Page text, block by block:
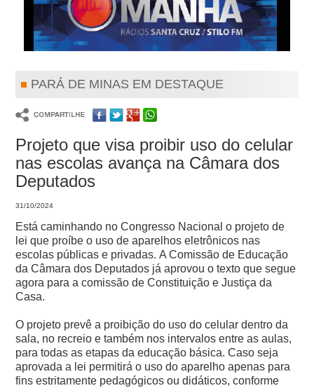
PARÁ DE MINAS EM DESTAQUE
Projeto que visa proibir uso do celular
nas escolas avança na Câmara dos
Deputados
31/10/2024
Está caminhando no Congresso Nacional o projeto de
lei que proíbe o uso de aparelhos eletrônicos nas
escolas públicas e privadas.A Comissão de Educação
da Câmara dos Deputados já aprovou o texto que segue
agora para a comissão de Constituição e Justiça da
Casa.
O projeto prevê a proibição do uso do celular dentro da
sala, no recreio e também nos intervalos entre as aulas,
para todas as etapas da educação básica.Caso seja
aprovada a lei permitirá o uso do aparelho apenas para
fins estritamente pedagógicos ou didáticos, conforme